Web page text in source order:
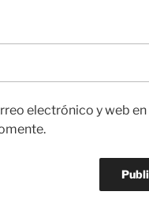
electrónico y web